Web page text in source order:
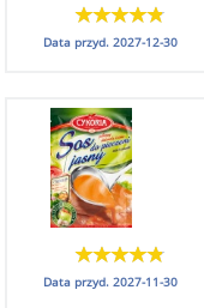
Data przyd.2027-12-30
Data przyd.2027-11-30